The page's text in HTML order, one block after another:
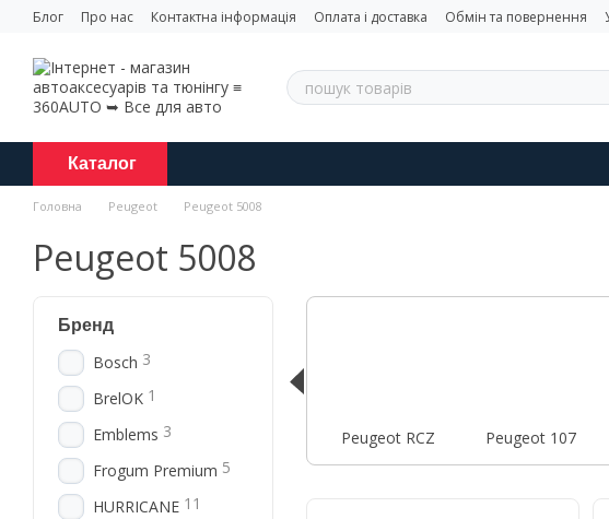
Перейти до основного контенту
Блог Про нас Контактна інформація Оплата і доставка Обмін та повернення
Каталог
Головна Peugeot Peugeot 5008
Peugeot 5008
Peugeot RCZ Peugeot 107
Бренд
Bosch 3
BrelOK 1
Emblems 3
Frogum Premium 5
HURRICANE 11